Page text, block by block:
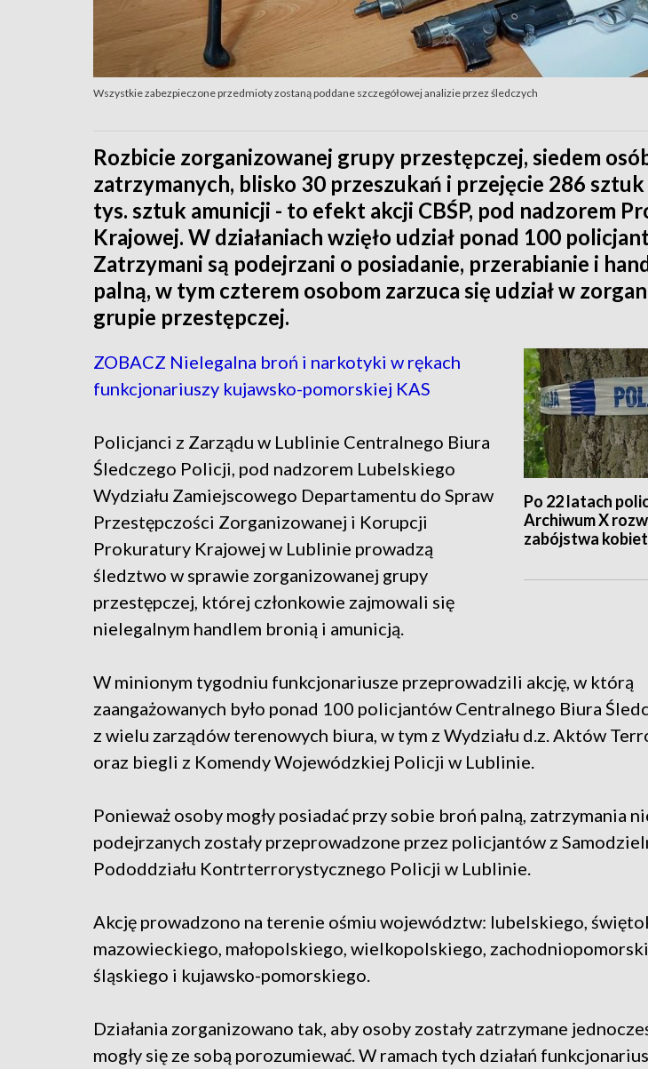
Wszystkie zabezpieczone przedmioty zostaną poddane szczegółowej analizie przez śledczych
Rozbicie zorganizowanej grupy przestępczej, siedem
zatrzymanych, blisko 30 przeszukań i przejęcie 286
tys. sztuk amunicji - to efekt akcji CBŚP, pod nadzorem
Krajowej. W działaniach wzięło udział ponad 100
Zatrzymani są podejrzani o posiadanie, przerabianie i
palną, w tym czterem osobom zarzuca się udział w
grupie przestępczej.
Po 22 latach
Archiwum X
zabójstwa
ZOBACZ Nielegalna broń i narkotyki w rękach
funkcjonariuszy kujawsko-pomorskiej KAS
Policjanci z Zarządu w Lublinie Centralnego Biura
Śledczego Policji, pod nadzorem Lubelskiego
Wydziału Zamiejscowego Departamentu do Spraw
Przestępczości Zorganizowanej i Korupcji
Prokuratury Krajowej w Lublinie prowadzą
śledztwo w sprawie zorganizowanej grupy
przestępczej, której członkowie zajmowali się
nielegalnym handlem bronią i amunicją.
W minionym tygodniu funkcjonariusze przeprowadzili akcję, w którą
zaangażowanych było ponad 100 policjantów Centralnego Biura
z wielu zarządów terenowych biura, w tym z Wydziału d.z. Aktów
oraz biegli z Komendy Wojewódzkiej Policji w Lublinie.
Ponieważ osoby mogły posiadać przy sobie broń palną, zatrzymania
podejrzanych zostały przeprowadzone przez policjantów z
Pododdziału Kontrterrorystycznego Policji w Lublinie.
Akcję prowadzono na terenie ośmiu województw: lubelskiego,
mazowieckiego, małopolskiego, wielkopolskiego,
śląskiego i kujawsko-pomorskiego.
Działania zorganizowano tak, aby osoby zostały zatrzymane
mogły się ze sobą porozumiewać. W ramach tych działań